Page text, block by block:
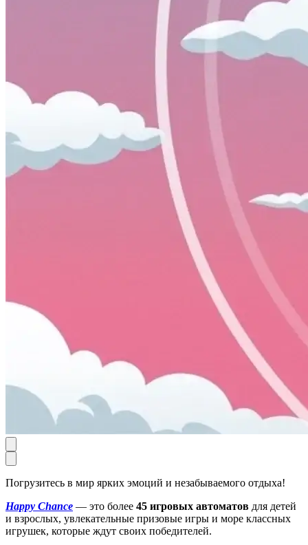
Погрузитесь в мир ярких эмоций и незабываемого отдыха!
Happy Chance — это более 45 игровых автоматов для детей
и взрослых, увлекательные призовые игры и море классных
игрушек, которые ждут своих победителей.